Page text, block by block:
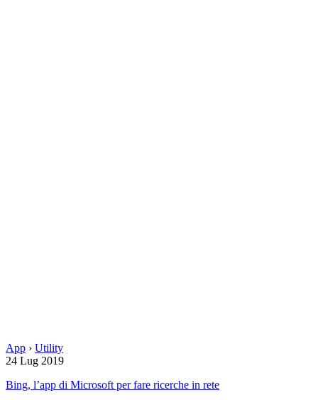
App › Utility
24 Lug 2019
Bing, l’app di Microsoft per fare ricerche in rete